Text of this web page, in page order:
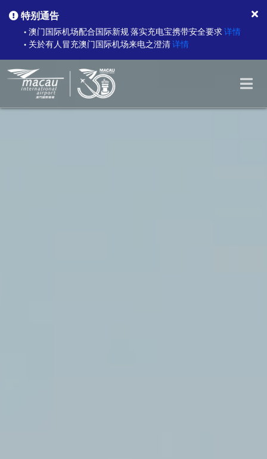
特别通告
● 澳门国际机场配合国际新规 落实充电宝携带安全要求详情
● 关於有人冒充澳门国际机场来电之澄清详情